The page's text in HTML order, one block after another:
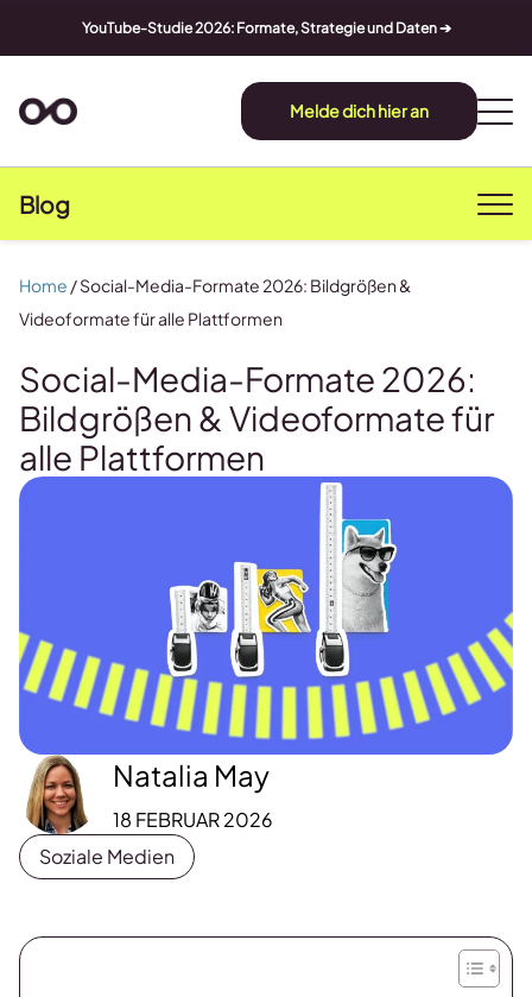
YouTube-Studie 2026: Formate, Strategie und Daten ➔
Melde dich hier an
Blog
Social-Media-Formate 2026:
Bildgrößen & Videoformate für
alle Plattformen
Natalia May
18 FEBRUAR 2026
Soziale Medien
Home /Social-Media-Formate 2026: Bildgrößen &
Videoformate für alle Plattformen